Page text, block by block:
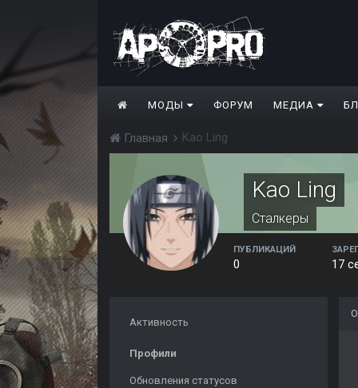
МОДЫ ФОРУМ МЕДИА
Главная Kao Ling
Kao Ling
Сталкеры
ПУБЛИКАЦИЙ
0 17
Активность
Профили
Обновления статусов